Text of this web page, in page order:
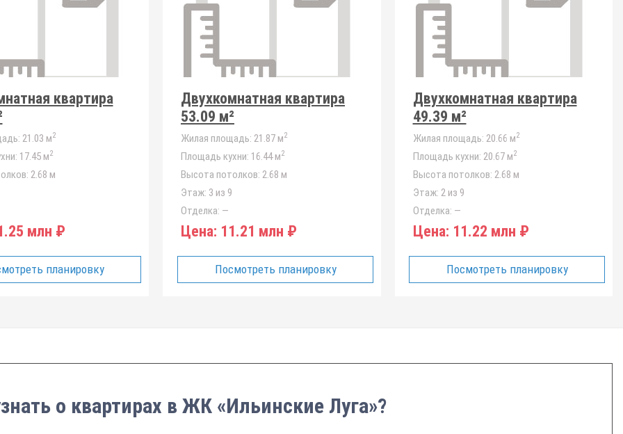
квартира
21.03 м2
17.45 м2
2.68 м
млн ₽
планировку
Двухкомнатная квартира
53.09 м²
Жилая площадь: 21.87 м2
Площадь кухни: 16.44 м2
Высота потолков: 2.68 м
Этаж: 3 из 9
Отделка: —
Цена: 11.21 млн ₽
Посмотреть планировку
Двухкомнатная квартира
49.39 м²
Жилая площадь: 20.66 м2
Площадь кухни: 20.67 м2
Высота потолков: 2.68 м
Этаж: 2 из 9
Отделка: —
Цена: 11.22 млн ₽
Посмотреть планировку
о квартирах в ЖК «Ильинские Луга»?